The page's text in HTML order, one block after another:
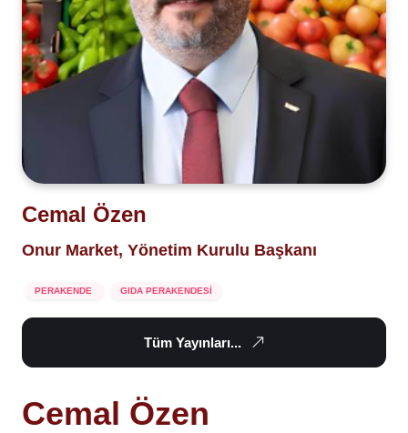
Cemal Özen
Onur Market, Yönetim Kurulu Başkanı
PERAKENDE GIDA PERAKENDESİ
Tüm Yayınları...
Cemal Özen